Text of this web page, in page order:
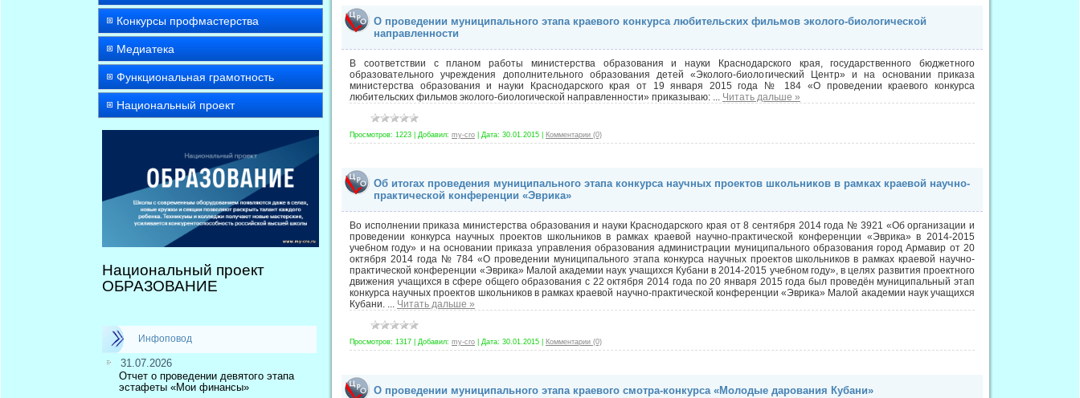
Конкурсы профмастерства
Медиатека
Функциональная грамотность
Национальный проект
Национальный проект
ОБРАЗОВАНИЕ
Инфоповод
31.07.2026
Отчет о проведении девятого этапа
эстафеты «Мои финансы»
О проведении муниципального этапа краевого конкурса любительских фильмов эколого-биологической
направленности
В соответствии с планом работы министерства образования и науки Краснодарского края, государственного бюджетного
образовательного учреждения дополнительного образования детей «Эколого-биологический Центр» и на основании приказа
министерства образования и науки Краснодарского края от 19 января 2015 года № 184 «О проведении краевого конкурса
любительских фильмов эколого-биологической направленности» приказываю: ... Читать дальше »
Просмотров: 1223 Добавил: my-cro Дата: 30.01.2015 Комментарии (0)
Об итогах проведения муниципального этапа конкурса научных проектов школьников в рамках краевой научно-
практической конференции «Эврика»
Во исполнении приказа министерства образования и науки Краснодарского края от 8 сентября 2014 года № 3921 «Об организации и
проведении конкурса научных проектов школьников в рамках краевой научно-практической конференции «Эврика» в 2014-2015
учебном году» и на основании приказа управления образования администрации муниципального образования город Армавир от 20
октября 2014 года № 784 «О проведении муниципального этапа конкурса научных проектов школьников в рамках краевой научно-
практической конференции «Эврика» Малой академии наук учащихся Кубани в 2014-2015 учебном году», в целях развития проектного
движения учащихся в сфере общего образования с 22 октября 2014 года по 20 января 2015 года был проведён муниципальный этап
конкурса научных проектов школьников в рамках краевой научно-практической конференции «Эврика» Малой академии наук учащихся
Кубани. ... Читать дальше »
Просмотров: 1317 Добавил: my-cro Дата: 30.01.2015 Комментарии (0)
О проведении муниципального этапа краевого смотра-конкурса «Молодые дарования Кубани»